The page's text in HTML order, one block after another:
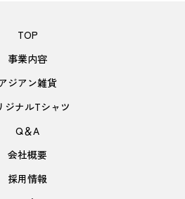
TOP
事業内容
ジアン雑貨
ジナルTシャツ
Q＆A
会社概要
採用情報